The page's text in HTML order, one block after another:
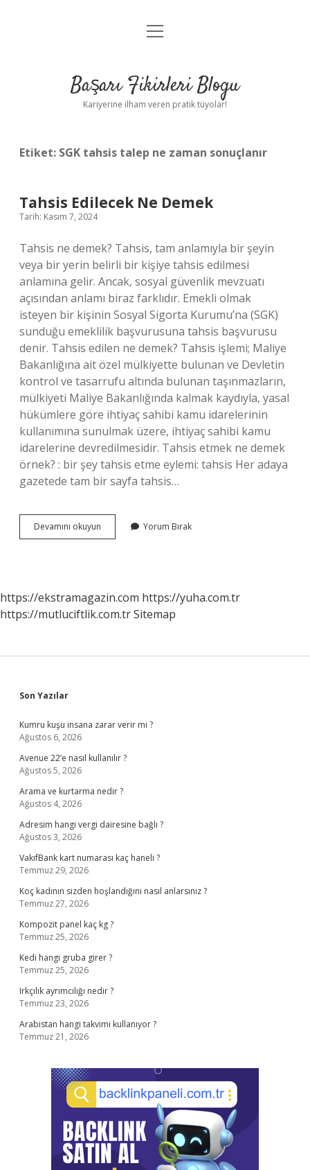
Anasayfa
Yasal Uyarı
menüyü
Başarı Fikirleri Blogu
Kariyerine ilham veren pratik tüyolar!
Etiket: SGK tahsis talep ne zaman sonuçlanır
Tahsis Edilecek Ne Demek
Tarih: Kasım 7, 2024
Tahsis ne demek? Tahsis, tam anlamıyla bir şeyin
veya bir yerin belirli bir kişiye tahsis edilmesi
anlamına gelir. Ancak, sosyal güvenlik mevzuatı
açısından anlamı biraz farklıdır. Emekli olmak
isteyen bir kişinin Sosyal Sigorta Kurumu’na (SGK)
sunduğu emeklilik başvurusuna tahsis başvurusu
denir. Tahsis edilen ne demek? Tahsis işlemi; Maliye
Bakanlığına ait özel mülkiyette bulunan ve Devletin
kontrol ve tasarrufu altında bulunan taşınmazların,
mülkiyeti Maliye Bakanlığında kalmak kaydıyla, yasal
hükümlere göre ihtiyaç sahibi kamu idarelerinin
kullanımına sunulmak üzere, ihtiyaç sahibi kamu
idarelerine devredilmesidir. Tahsis etmek ne demek
örnek? : bir şey tahsis etme eylemi: tahsis Her adaya
gazetede tam bir sayfa tahsis…
Devamını okuyun
Edilecek
Yorum Bırak
https://ekstramagazin.com https://yuha.com.tr
https://mutluciftlik.com.trSitemap
Sidebar
Son Yazılar
Kumru kuşu insana zarar verir mi ?
Ağustos 6, 2026
Avenue 22’e nasıl kullanılır ?
Ağustos 5, 2026
Arama ve kurtarma nedir ?
Ağustos 4, 2026
Adresim hangi vergi dairesine bağlı ?
Ağustos 3, 2026
VakıfBank kart numarası kaç haneli ?
Temmuz 29, 2026
Koç kadının sizden hoşlandığını nasıl anlarsınız ?
Temmuz 27, 2026
Kompozit panel kaç kg ?
Temmuz 25, 2026
Kedi hangi gruba girer ?
Temmuz 25, 2026
Irkçılık ayrımcılığı nedir ?
Temmuz 23, 2026
Arabistan hangi takvimi kullanıyor ?
Temmuz 21, 2026